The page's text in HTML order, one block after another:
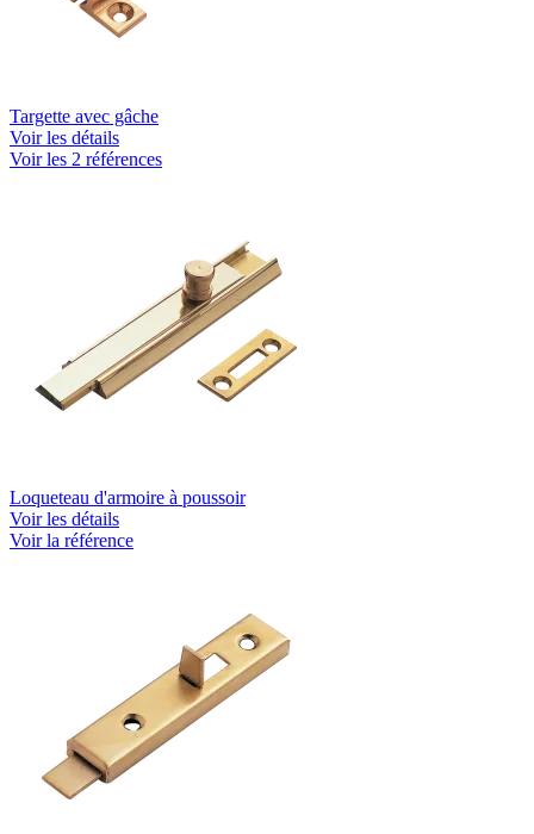
Targette avec gâche
Voir les détails
Voir les 2 références
Loqueteau d'armoire à poussoir
Voir les détails
Voir la référence